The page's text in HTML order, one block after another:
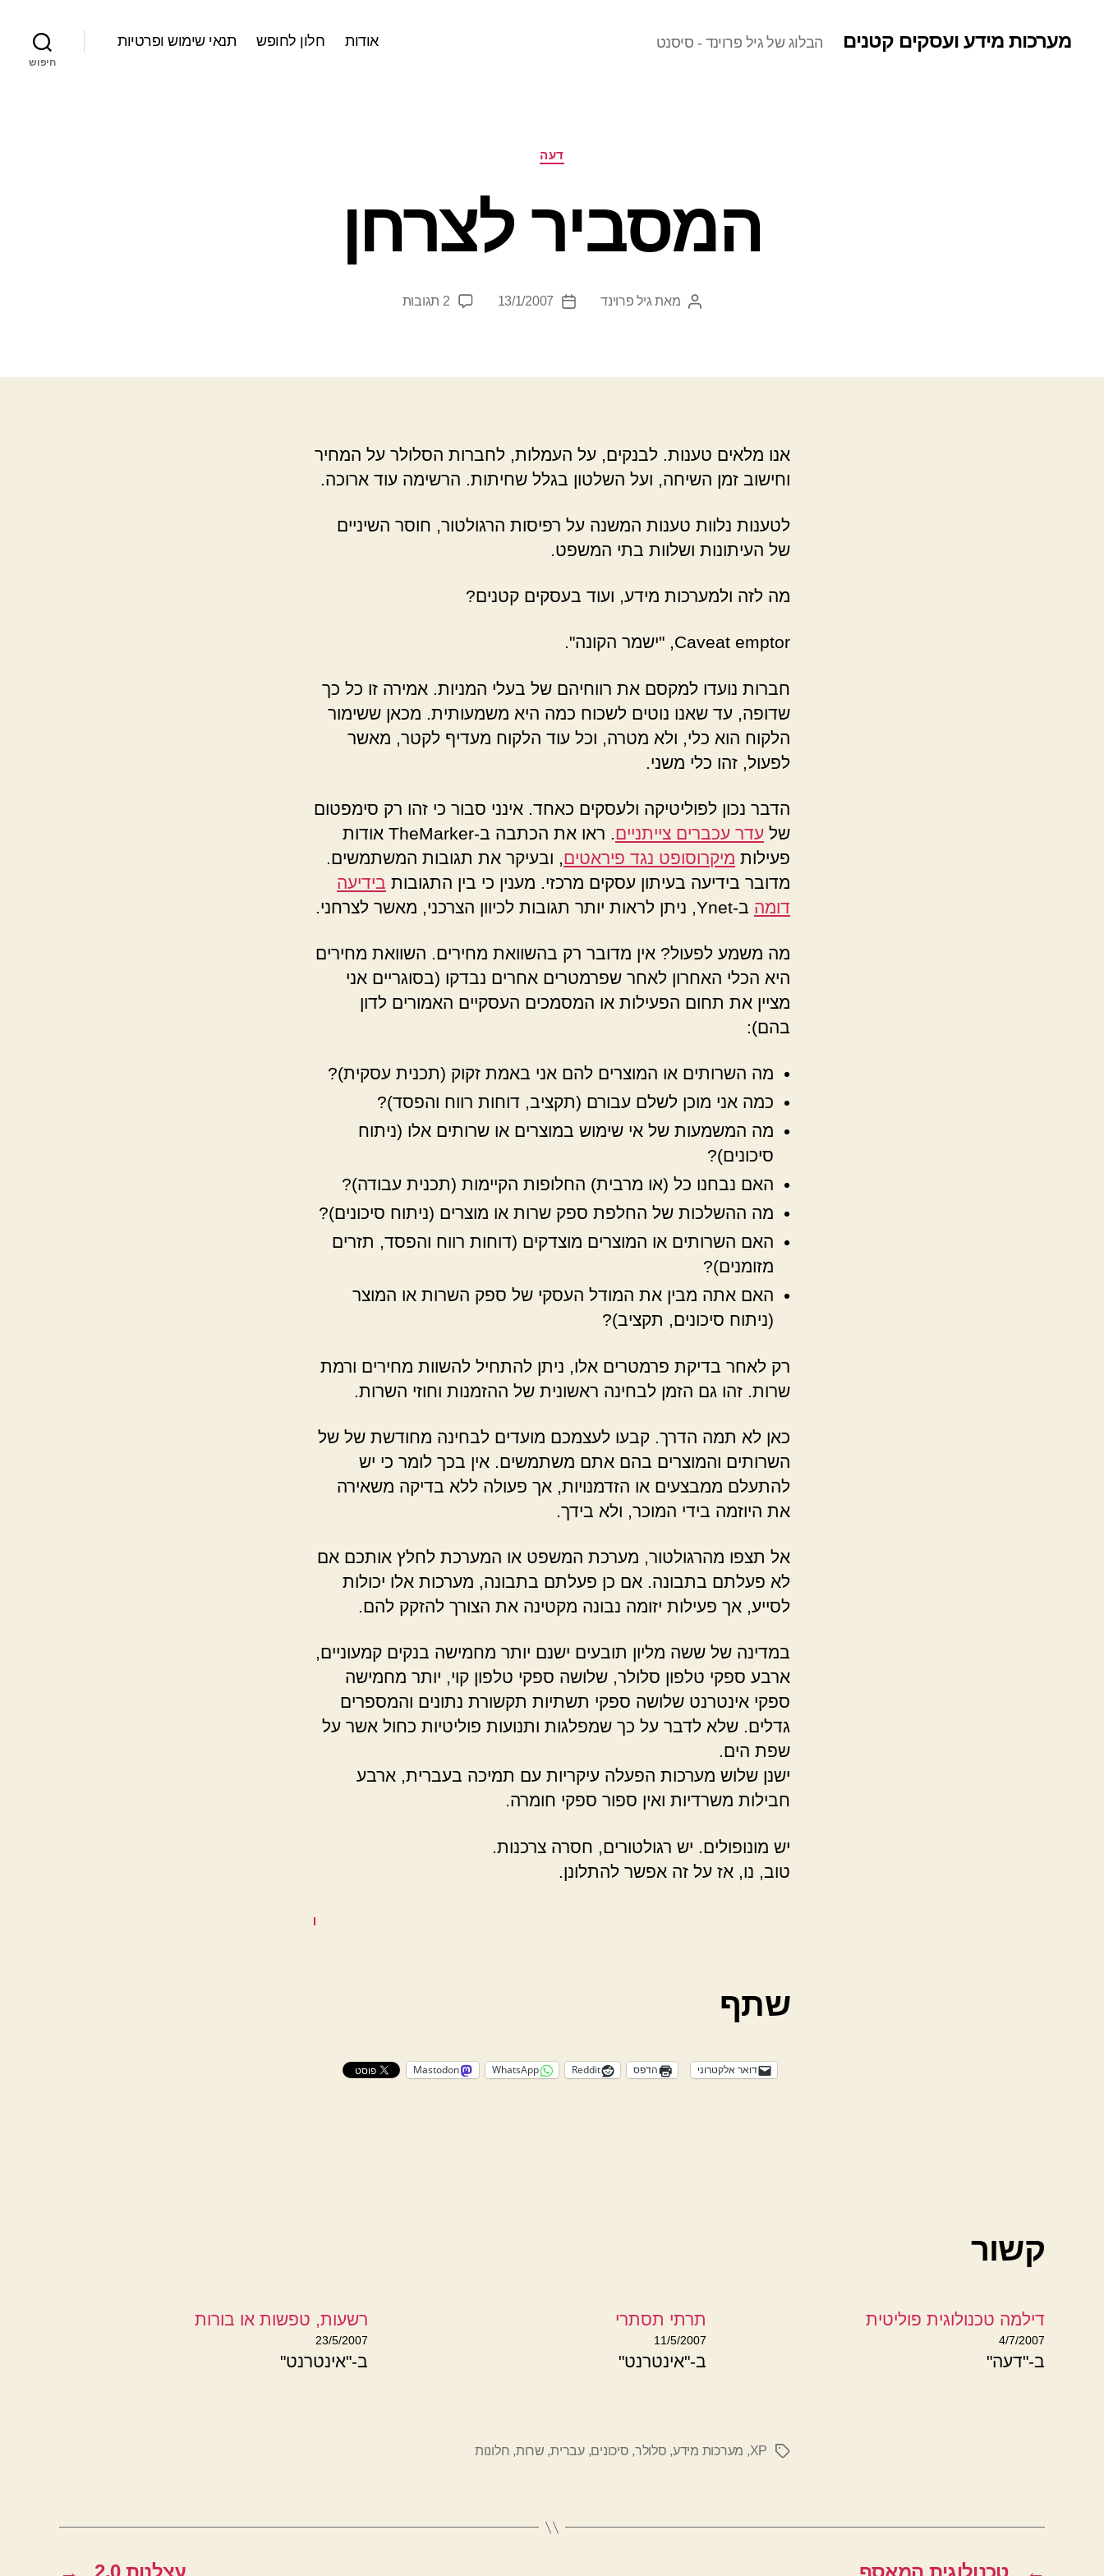
מערכות מידע ועסקים קטנים הבלוג של גיל פרוינד - סיסנט אודות חלון לחופש תנאי שימוש ופרטיות
חיפוש
קטגוריותדעה
המסביר לצרחן
המחבר
מאת גיל פרוינד
תאריך13/1/2007 2 תגובות
על
אנו מלאים טענות. לבנקים, על העמלות, לחברות הסלולר על המחיר
וחישוב זמן השיחה, ועל השלטון בגלל שחיתות. הרשימה עוד ארוכה.
לטענות נלוות טענות המשנה על רפיסות הרגולטור, חוסר השיניים
של העיתונות ושלוות בתי המשפט.
מה לזה ולמערכות מידע, ועוד בעסקים קטנים?
Caveat emptor, "ישמר הקונה".
חברות נועדו למקסם את רווחיהם של בעלי המניות. אמירה זו כל כך
שדופה, עד שאנו נוטים לשכוח כמה היא משמעותית. מכאן ששימור
הלקוח הוא כלי, ולא מטרה, וכל עוד הלקוח מעדיף לקטר, מאשר
לפעול, זהו כלי משני.
הדבר נכון לפוליטיקה ולעסקים כאחד. אינני סבור כי זהו רק סימפטום
של עדר עכברים צייתניים
. ראו את הכתבה ב-TheMarker אודות
פעילות מיקרוסופט נגד פיראטים, ובעיקר את תגובות המשתמשים.
מדובר בידיעה בעיתון עסקים מרכזי. מענין כי בין התגובות בידיעה
דומה ב-Ynet, ניתן לראות יותר תגובות לכיוון הצרכני, מאשר לצרחני.
מה משמע לפעול? אין מדובר רק בהשוואת מחירים. השוואת מחירים
היא הכלי האחרון לאחר שפרמטרים אחרים נבדקו (בסוגריים אני
מציין את תחום הפעילות או המסמכים העסקיים האמורים לדון
בהם):
מה השרותים או המוצרים להם אני באמת זקוק (תכנית עסקית)?
כמה אני מוכן לשלם עבורם (תקציב, דוחות רווח והפסד)?
מה המשמעות של אי שימוש במוצרים או שרותים אלו (ניתוח
סיכונים)?
האם נבחנו כל (או מרבית) החלופות הקיימות (תכנית עבודה)?
מה ההשלכות של החלפת ספק שרות או מוצרים (ניתוח סיכונים)?
האם השרותים או המוצרים מוצדקים (דוחות רווח והפסד, תזרים
מזומנים)?
האם אתה מבין את המודל העסקי של ספק השרות או המוצר
(ניתוח סיכונים, תקציב)?
רק לאחר בדיקת פרמטרים אלו, ניתן להתחיל להשוות מחירים ורמת
שרות. זהו גם הזמן לבחינה ראשונית של ההזמנות וחוזי השרות.
כאן לא תמה הדרך. קבעו לעצמכם מועדים לבחינה מחודשת של של
השרותים והמוצרים בהם אתם משתמשים. אין בכך לומר כי יש
להתעלם ממבצעים או הזדמנויות, אך פעולה ללא בדיקה משאירה
את היוזמה בידי המוכר, ולא בידך.
אל תצפו מהרגולטור, מערכת המשפט או המערכת לחלץ אותכם אם
לא פעלתם בתבונה. אם כן פעלתם בתבונה, מערכות אלו יכולות
לסייע, אך פעילות יזומה נבונה מקטינה את הצורך להזקק להם.
במדינה של ששה מליון תובעים ישנם יותר מחמישה בנקים קמעוניים,
ארבע ספקי טלפון סלולר, שלושה ספקי טלפון קוי, יותר מחמישה
ספקי אינטרנט שלושה ספקי תשתיות תקשורת נתונים והמספרים
גדלים. שלא לדבר על כך שמפלגות ותנועות פוליטיות כחול אשר על
שפת הים.
ישנן שלוש מערכות הפעלה עיקריות עם תמיכה בעברית, ארבע
חבילות משרדיות ואין ספור ספקי חומרה.
יש מונופולים. יש רגולטורים, חסרה צרכנות.
טוב, נו, אז על זה אפשר להתלונן.
שתף
דואר אלקטרוני הדפס Reddit
WhatsApp
Mastodon
קשור
דילמה טכנולוגית פוליטית
4/7/2007
ב-"דעה"
תרתי תסתרי
11/5/2007
ב-"אינטרנט"
רשעות, טפשות או בורות
23/5/2007
ב-"אינטרנט"
תגיותXP
, מערכות מידע, סלולר, סיכונים,עברית, שרות, חלונות